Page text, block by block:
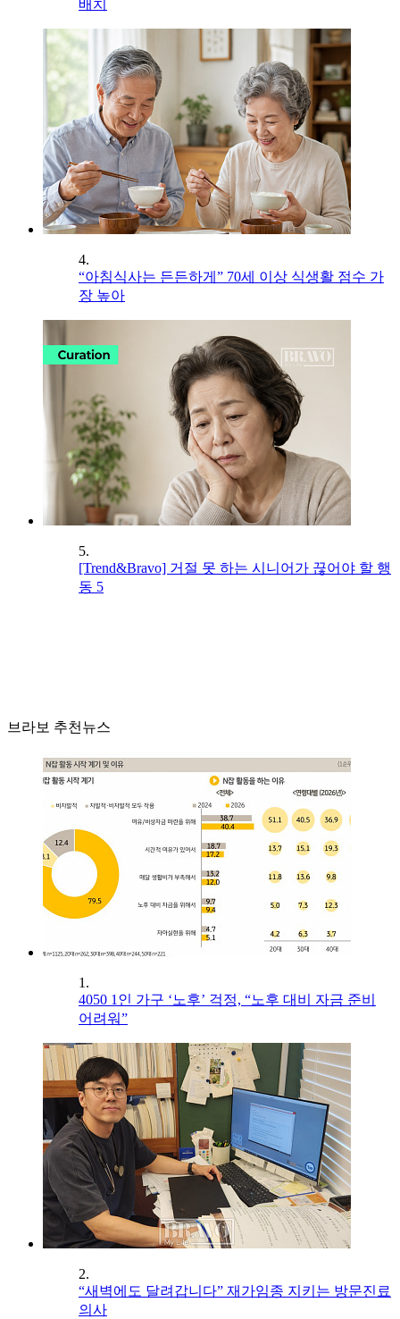
배치
4.
“아침식사는 든든하게” 70세 이상 식생활 점수 가
장 높아
5.
[Trend&Bravo] 거절 못 하는 시니어가 끊어야 할 행
동 5
브라보 추천뉴스
1.
4050 1인 가구 ‘노후’ 걱정, “노후 대비 자금 준비
어려워”
2.
“새벽에도 달려갑니다” 재가임종 지키는 방문진료
의사